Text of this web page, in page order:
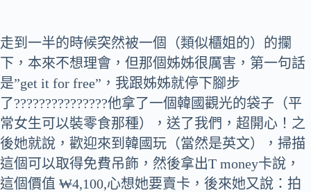
走到一半的時候突然被一個（類似櫃姐的）的攔
下，本來不想理會，但那個姊姊很厲害，第一句話
是”get it for free”，我跟姊姊就停下腳步
了???????????????他拿了一個韓國觀光的袋子（平
常女生可以裝零食那種），送了我們，超開心！之
後她就說，歡迎來到韓國玩（當然是英文），掃描
這個可以取得免費吊飾，然後拿出T money卡說，
這個價值 ₩4,100,心想她要賣卡，後來她又說：拍